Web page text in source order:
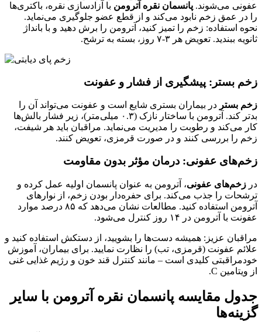
عفونی می‌شوند. پانسمان نقره آترومن با آزادسازی نقره، باکتری‌ها
را در عمق زخم نابود می‌کند و از قطع عضو جلوگیری می‌نماید.
نحوه استفاده: زخم را تمیز کنید، آترومن را برش دهید و با بانداژ
ثانویه ببندید. تعویض هر ۳-۷ روز، بسته به ترشح.
زخم بستر: پیشگیری از فشار و عفونت
زخم بستر در بیماران بستری شایع است و عفونت می‌تواند آن را
بدتر کند. آترومن با ساختار نازک (۰.۳ میلی‌متر)، زیر فشار بالش‌ها
کار می‌کند و رطوبت را مدیریت می‌نماید. مراقبان باید هر شیفت،
زخم را بررسی کنند و در صورت قرمزی، تعویض کنند.
زخم‌های عفونی: درمان مؤثر بدون مقاومت
در زخم‌های عفونی، آترومن به عنوان پانسمان اولیه عمل کرده و
ترشحات را جذب می‌کند. برای حفره‌دار بودن زخم، از نوارهای
آترومن استفاده کنید. مطالعات نشان می‌دهد که ۸۵ درصد موارد
عفونت با آترومن در ۱۴ روز کنترل می‌شود.
مراقبان عزیز: همیشه دست‌ها را بشویید، از دستکش استفاده کنید و
علائم عفونت (قرمزی، تب) را نظارت نمایید. برای بیماران، آموزش
خودمراقبتی کلیدی است – مانند کنترل قند خون و رژیم غذایی غنی
از ویتامین C.
جدول مقایسه پانسمان نقره آترومن با سایر
گزینه‌ها